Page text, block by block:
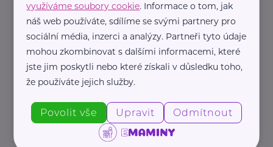
Vztahy
Redakce eMaminy.cz
využíváme soubory cookie. Informace o tom, jak
náš web používáte, sdílíme se svými partnery pro
sociální média, inzerci a analýzy. Partneři tyto údaje
mohou zkombinovat s dalšími informacemi, které
jste jim poskytli nebo které získali v důsledku toho,
že používáte jejich služby.
Povolit vše Upravit Odmítnout